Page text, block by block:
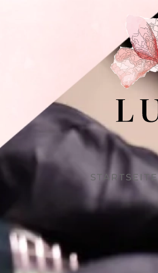
STARTSEITE